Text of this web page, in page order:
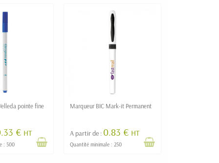
pointe fine
€ HT
: 500
Marqueur BIC Mark-it Permanent
A partir de : 0.83 € HT
Quantité minimale : 250